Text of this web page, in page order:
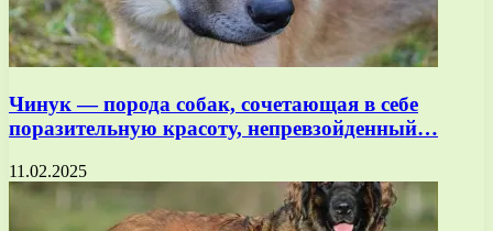
Чинук — порода собак, сочетающая в себе
поразительную красоту, непревзойденный…
11.02.2025